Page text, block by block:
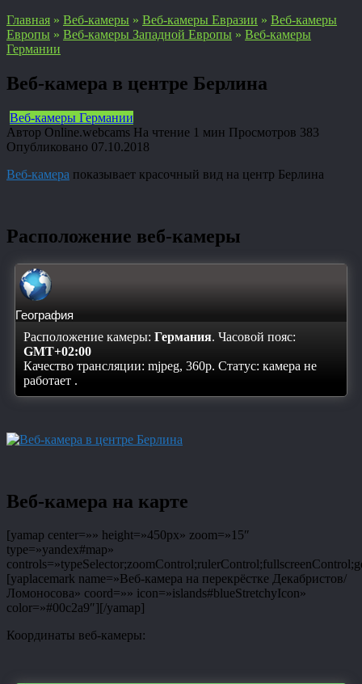
Главная » Веб-камеры » Веб-камеры Евразии » Веб-камеры
Европы » Веб-камеры Западной Европы » Веб-камеры
Германии
Веб-камера в центре Берлина
Веб-камеры Германии
Автор Online.webcams На чтение 1 мин Просмотров 383
Опубликовано 07.10.2018
Веб-камера показывает красочный вид на центр Берлина
Расположение веб-камеры
География
Расположение камеры: Германия. Часовой пояс:
GMT+02:00
Качество трансляции: mjpeg, 360p. Статус: камера не
работает .
Веб-камера на карте
[yamap center=»» height=»450px» zoom=»15″
type=»yandex#map»
[yaplacemark name=»Веб-камера на перекрёстке Декабристов/
Ломоносова» coord=»» icon=»islands#blueStretchyIcon»
color=»#00c2a9″][/yamap]
Координаты веб-камеры: